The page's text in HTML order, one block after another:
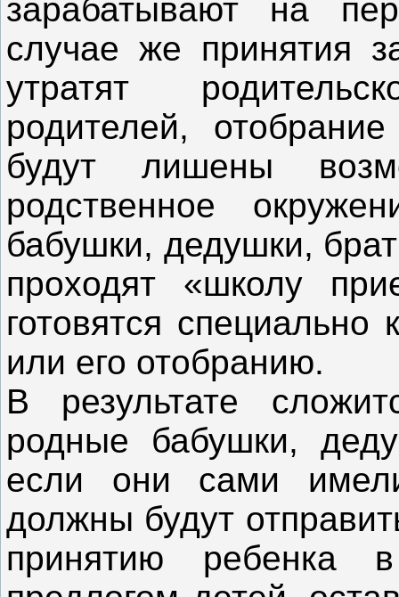
зарабатывают на
случае же принятия
утратят
родителей,
будут лишены
родственное
бабушки, дедушки,
проходят «школу
готовятся
или его отобранию.
В результате
родные бабушки,
если они сами
должны будут
принятию ребенка